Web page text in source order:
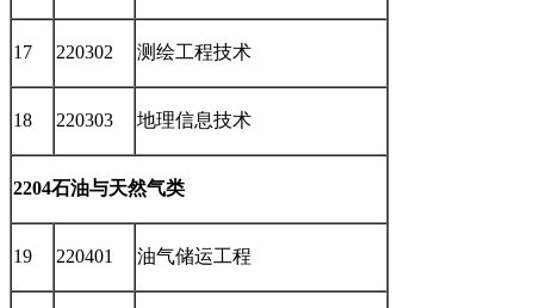
17 220302 测绘工程技术
18 220303 地理信息技术
2204石油与天然气类
19 220401 油气储运工程